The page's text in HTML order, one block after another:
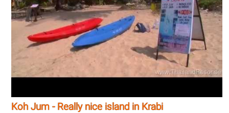
Koh Jum - Really nice island in Krabi